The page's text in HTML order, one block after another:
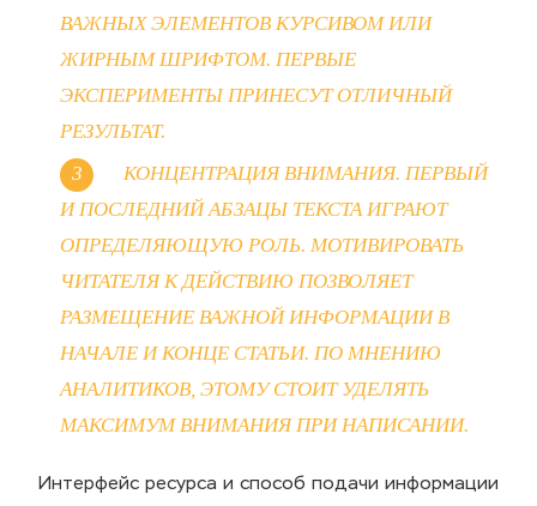
ВАЖНЫХ ЭЛЕМЕНТОВ КУРСИВОМ ИЛИ
ЖИРНЫМ ШРИФТОМ. ПЕРВЫЕ
ЭКСПЕРИМЕНТЫ ПРИНЕСУТ ОТЛИЧНЫЙ
РЕЗУЛЬТАТ.
КОНЦЕНТРАЦИЯ ВНИМАНИЯ. ПЕРВЫЙ
И ПОСЛЕДНИЙ АБЗАЦЫ ТЕКСТА ИГРАЮТ
ОПРЕДЕЛЯЮЩУЮ РОЛЬ. МОТИВИРОВАТЬ
ЧИТАТЕЛЯ К ДЕЙСТВИЮ ПОЗВОЛЯЕТ
РАЗМЕЩЕНИЕ ВАЖНОЙ ИНФОРМАЦИИ В
НАЧАЛЕ И КОНЦЕ СТАТЬИ. ПО МНЕНИЮ
АНАЛИТИКОВ, ЭТОМУ СТОИТ УДЕЛЯТЬ
МАКСИМУМ ВНИМАНИЯ ПРИ НАПИСАНИИ.
Интерфейс ресурса и способ подачи информации